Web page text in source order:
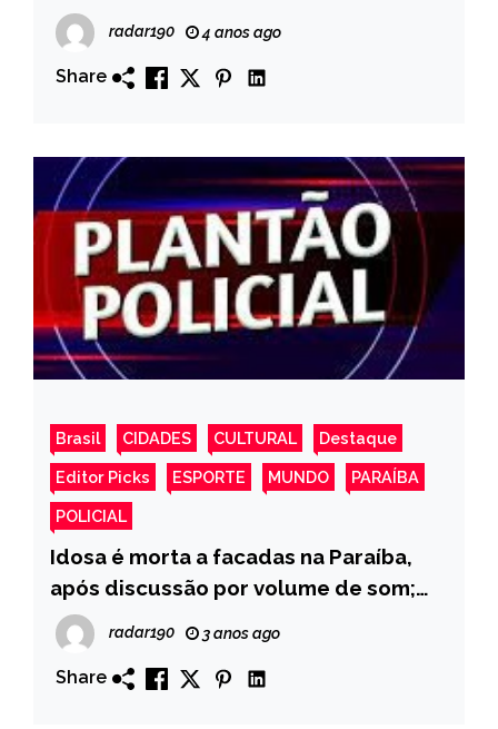
José de Piranhas
radar190 4 anos ago
Share
Brasil CIDADES CULTURAL Destaque
Editor Picks ESPORTE MUNDO PARAÍBA
POLICIAL
Idosa é morta a facadas na Paraíba,
após discussão por volume de som;
vizinhos são suspeitos
radar190 3 anos ago
Share